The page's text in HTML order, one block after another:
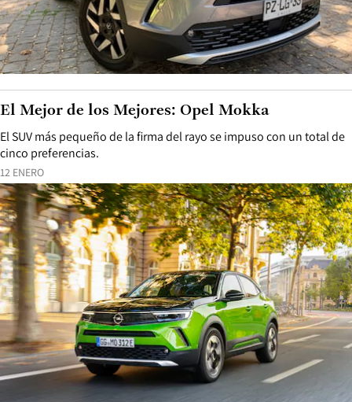
12 ENERO
El SUV más pequeño de la firma del rayo se impuso con un total de
cinco preferencias.
El Mejor de los Mejores: Opel Mokka